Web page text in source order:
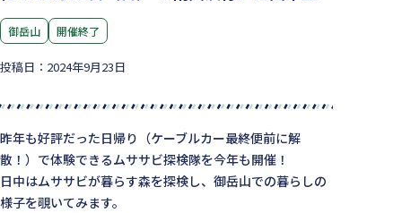
御岳山 開催終了
投稿日：2024年9月23日
昨年も好評だった日帰り（ケーブルカー最終便前に解
散！）で体験できるムササビ探検隊を今年も開催！
日中はムササビが暮らす森を探検し、御岳山での暮らしの
様子を覗いてみます。